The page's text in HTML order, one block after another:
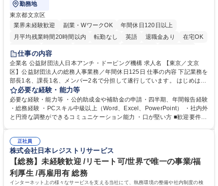
勤務地
東京都文京区
業界未経験歓迎
副業・WワークOK
年間休日120日以上
月平均残業時間20時間以内
転勤なし 英語 退職金あり
在宅OK
賞与あり
育休あり
食事補助あり
仕事の内容
企業名 公益財団法人日本アンチ・ドーピング機構 求人名 【東京／文京
区】公益財団法人の総務人事業務／年間休日125日 仕事の内容 下記業務を
部長1名、課長1名、メンバー2名で分担して遂行しています。 はじめは担
当者として業務を覚えていただき、ゆくゆくはリーダーやマネージャーポ
ジションとして活躍いただくことを期待しています。 【総務・人事グルー
プの業務内容】 ・人事制度関連 ・採用活動 ・教育研修の企画、実行 ・勤
怠管理 ・官公庁への各種提出 ・法定の会議運営（評議員会、理事会） ・
管理 ・福利厚生関連 ・職員からの問合せ、相談対応 ・その他日常の総務
業務全般 募集職種 【東京／文京区】公益財団法人の総務人事業務／年間
休日125日
必要な経験・能力等
必要な経験・能力等 ・公的助成金や補助金の申請・四半期、年間報告経験
・総務経験 ・PCスキル中級以上（Word、Excel、PowerPoint） ・社内外
と円滑な調整ができるコミュニケーション能力 ・口が堅い方 ■歓迎要件
正社員
株式会社日本レジストリサービス
【総務】未経験歓迎 /リモート可/世界で唯一の事業/福
利厚生 /再雇用有 総務
インターネット上の様々なサービスを支える当社にて、執務環境の整備や社内制度の検